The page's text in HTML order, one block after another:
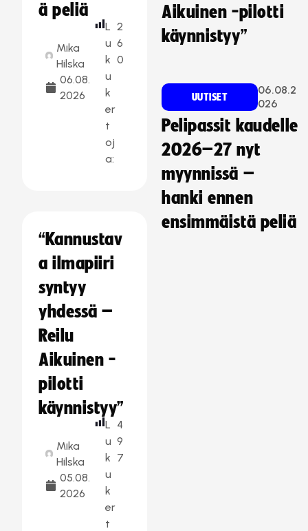
ä peliä
Mika
Hilska
06.08.
2026
L
u
k
u
k
er
t
oj
a:
2
6
0
“Kannustav
a ilmapiiri
syntyy
yhdessä –
Reilu
Aikuinen -
pilotti
käynnistyy”
Mika
Hilska
05.08.
2026
L
u
k
u
k
er
t
4
9
7
Aikuinen -pilotti
käynnistyy”
UUTISET
06.08.2
026
Pelipassit kaudelle
2026–27 nyt
myynnissä –
hanki ennen
ensimmäistä peliä